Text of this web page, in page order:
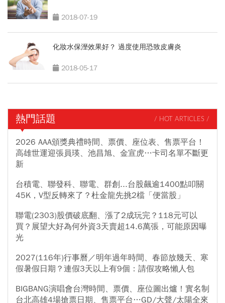
2018-07-19
化妝水保溼效果好？ 過度使用恐致皮膚炎
2018-05-17
熱門話題 / HOT ARTICLES /
2026 AAA頒獎典禮時間、票價、座位表、售票平台！
高雄世運迎張員瑛、池昌旭、金宣虎…卡司名單不斷更
新
台積電、聯發科、聯電、群創...台股飆逾1400點叩關
45K，V型反轉來了？杜金龍先挑2檔「便當股」
聯電(2303)股價破底翻、漲了2成玩完？118元可以
買？展望大好為何外資3天賣超14.6萬張，可能原因曝
光
2027(116年)行事曆／明年過年時間、春節放幾天、寒
假暑假日期？連假3天以上有9個：請假攻略懶人包
BIGBANG演唱會台灣時間、票價、座位圖出爐！實名制
台北高雄4場搶票日期、售票平台…GD/大聲/太陽全來